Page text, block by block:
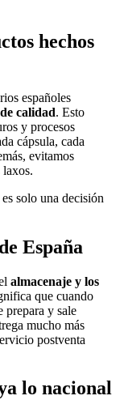
hechos
españoles
calidad. Esto
y procesos
cápsula, cada
evitamos
laxos.
solo una decisión
España
almacenaje y los
que cuando
prepara y sale
mucho más
postventa
lo nacional